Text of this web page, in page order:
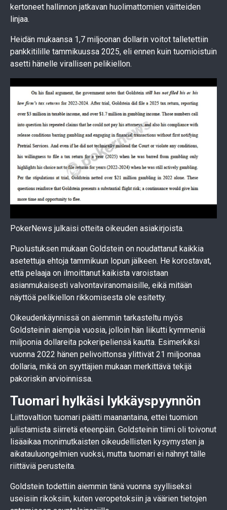
kertoneet hallinnon jatkavan huolimattomien väitteiden
linjaa.
Heidän mukaansa 1,7 miljoonan dollarin voitot talletettiin
pankkitilille tammikuussa 2025, eli ennen kuin tuomioistuin
asetti hänelle virallisen pelikiellon.
PokerNews julkaisi otteita oikeuden asiakirjoista.
Puolustuksen mukaan Goldstein on noudattanut kaikkia
asetettuja ehtoja tammikuun lopun jälkeen. He korostavat,
että pelaaja on ilmoittanut kaikista varoistaan
asianmukaisesti valvontaviranomaisille, eikä mitään
näyttöä pelikiellon rikkomisesta ole esitetty.
Oikeudenkäynnissä on aiemmin tarkasteltu myös
Goldsteinin aiempia vuosia, jolloin hän liikutti kymmeniä
miljoonia dollareita pokeripeliensä kautta. Esimerkiksi
vuonna 2022 hänen pelivoittonsa ylittivät 21 miljoonaa
dollaria, mikä on syyttäjien mukaan merkittävä tekijä
pakoriskin arvioinnissa.
Tuomari hylkäsi lykkäyspyynnön
Liittovaltion tuomari päätti maanantaina, ettei tuomion
julistamista siirretä eteenpäin. Goldsteinin tiimi oli toivonut
lisäaikaa monimutkaisten oikeudellisten kysymysten ja
aikatauluongelmien vuoksi, mutta tuomari ei nähnyt tälle
riittäviä perusteita.
Goldstein todettiin aiemmin tänä vuonna syylliseksi
useisiin rikoksiin, kuten veropetoksiin ja väärien tietojen